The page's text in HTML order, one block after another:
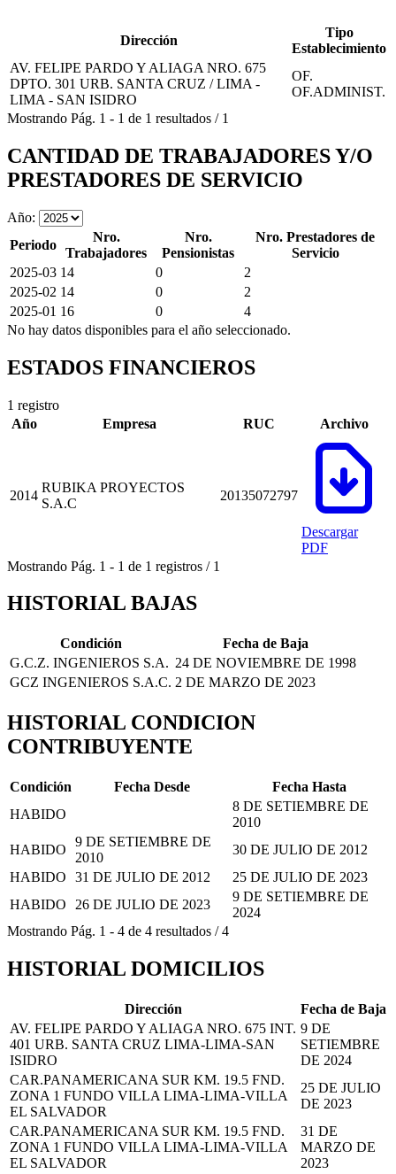
Dirección
Tipo
Establecimiento
AV. FELIPE PARDO Y ALIAGA NRO. 675
DPTO. 301 URB. SANTA CRUZ / LIMA -
LIMA - SAN ISIDRO
OF.
OF.ADMINIST.
Mostrando Pág. 1 - 1 de 1 resultados / 1
CANTIDAD DE TRABAJADORES Y/O
PRESTADORES DE SERVICIO
Año:
Periodo
Nro.
Trabajadores
Nro.
Pensionistas
Nro. Prestadores de
Servicio
2025-03 14 0
2
2025-02 14 0
2
2025-01 16 0
4
No hay datos disponibles para el año seleccionado.
ESTADOS FINANCIEROS
1 registro
Año
Empresa RUC Archivo
2014
RUBIKA PROYECTOS
S.A.C
20135072797
Descargar
PDF
Mostrando Pág. 1 - 1 de 1 registros / 1
HISTORIAL BAJAS
Condición
Fecha de Baja
G.C.Z. INGENIEROS S.A. 24 DE NOVIEMBRE DE 1998
GCZ INGENIEROS S.A.C. 2 DE MARZO DE 2023
HISTORIAL CONDICION
CONTRIBUYENTE
Condición Fecha Desde
Fecha Hasta
HABIDO
8 DE SETIEMBRE DE
2010
HABIDO
9 DE SETIEMBRE DE
2010
30 DE JULIO DE 2012
HABIDO
31 DE JULIO DE 2012
25 DE JULIO DE 2023
HABIDO
26 DE JULIO DE 2023
9 DE SETIEMBRE DE
2024
Mostrando Pág. 1 - 4 de 4 resultados /4
HISTORIAL DOMICILIOS
Dirección
Fecha de Baja
AV. FELIPE PARDO Y ALIAGA NRO. 675 INT.
401 URB. SANTA CRUZ LIMA-LIMA-SAN
ISIDRO
9 DE
SETIEMBRE
DE 2024
CAR.PANAMERICANA SUR KM. 19.5 FND.
ZONA 1 FUNDO VILLA LIMA-LIMA-VILLA
EL SALVADOR
25 DE JULIO
DE 2023
CAR.PANAMERICANA SUR KM. 19.5 FND.
ZONA 1 FUNDO VILLA LIMA-LIMA-VILLA
EL SALVADOR
31 DE
MARZO DE
2023